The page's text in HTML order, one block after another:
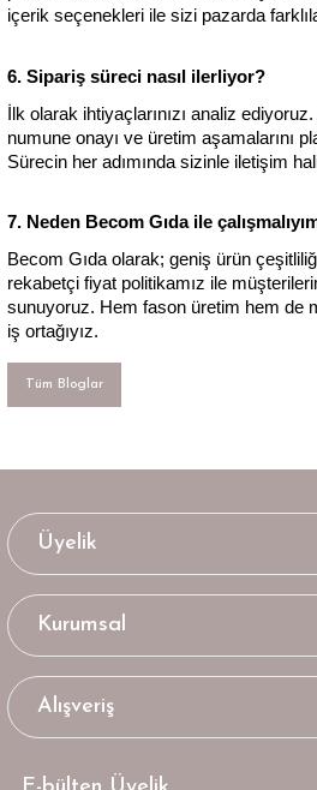
içerik seçenekleri ile sizi pazarda
6. Sipariş süreci nasıl ilerliyor?
İlk olarak ihtiyaçlarınızı analiz
numune onayı ve üretim aşamalarını
Sürecin her adımında sizinle iletişim
7. Neden Becom Gıda ile
Becom Gıda olarak; geniş ürün
rekabetçi fiyat politikamız ile
sunuyoruz. Hem fason üretim hem de
iş ortağıyız.
Tüm Bloglar
Üyelik
Kurumsal
Alışveriş